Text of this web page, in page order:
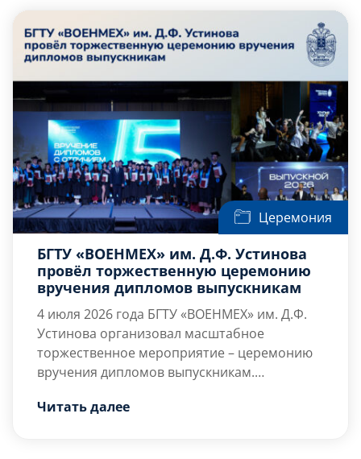
партнером.
проектов. Особое внимание было уделено
вопросам […]
Церемония
БГТУ «ВОЕНМЕХ» им. Д.Ф. Устинова
провёл торжественную церемонию
вручения дипломов выпускникам
4 июля 2026 года БГТУ «ВОЕНМЕХ» им. Д.Ф.
Устинова организовал масштабное
торжественное мероприятие – церемонию
вручения дипломов выпускникам.
выпускников всех факультетов и
собрались почётные гости, руководство и
Читать далее